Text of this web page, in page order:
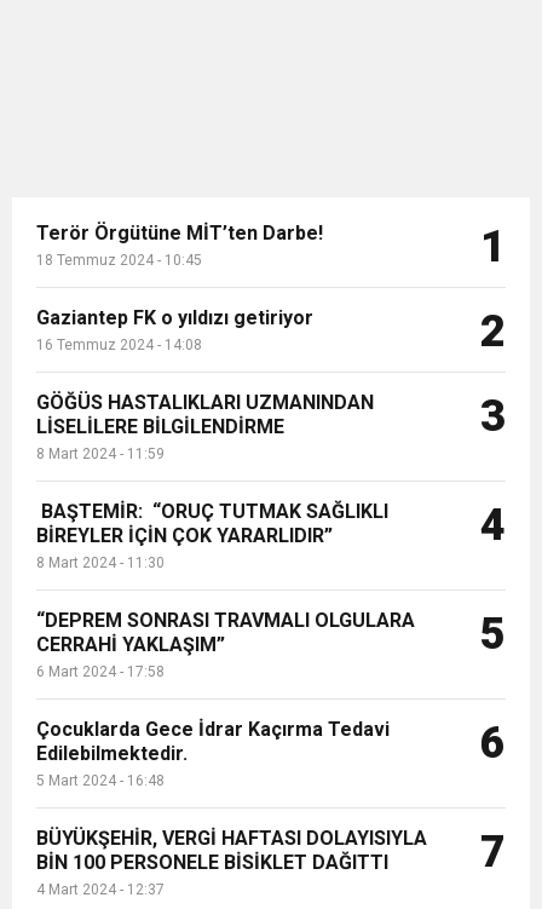
Terör Örgütüne MİT’ten Darbe!
18 Temmuz 2024 - 10:45 1
Gaziantep FK o yıldızı getiriyor
16 Temmuz 2024 - 14:08 2
GÖĞÜS HASTALIKLARI UZMANINDAN
LİSELİLERE BİLGİLENDİRME
8 Mart 2024 - 11:59
3
BAŞTEMİR: “ORUÇ TUTMAK SAĞLIKLI
BİREYLER İÇİN ÇOK YARARLIDIR”
8 Mart 2024 - 11:30
4
“DEPREM SONRASI TRAVMALI OLGULARA
CERRAHİ YAKLAŞIM”
6 Mart 2024 - 17:58
5
Çocuklarda Gece İdrar Kaçırma Tedavi
Edilebilmektedir.
5 Mart 2024 - 16:48
6
BÜYÜKŞEHİR, VERGİ HAFTASI DOLAYISIYLA
BİN 100 PERSONELE BİSİKLET DAĞITTI
4 Mart 2024 - 12:37
7